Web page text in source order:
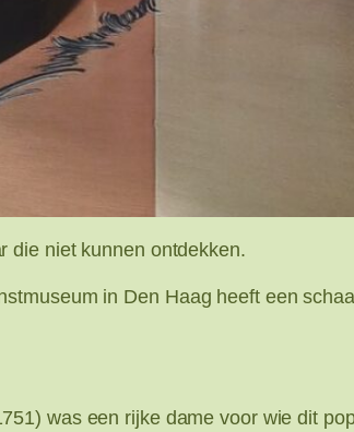
die niet kunnen ontdekken.
in Den Haag heeft een
was een rijke dame voor wie dit